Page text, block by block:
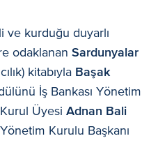
ve kurduğu duyarlı
odaklanan Sardunyalar
kitabıyla Başak
İş Bankası Yönetim
Üyesi Adnan Bali
Kurulu Başkanı